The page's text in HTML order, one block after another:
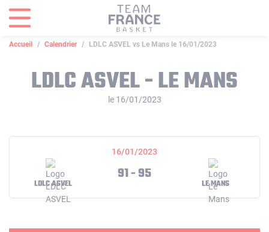
Accueil Calendrier LDLC ASVEL vs Le Mans le 16/01/2023
LDLC ASVEL - LE MANS
le 16/01/2023
16/01/2023
LDLC ASVEL
91 - 95
LE MANS
Panneau de gestion des cookies